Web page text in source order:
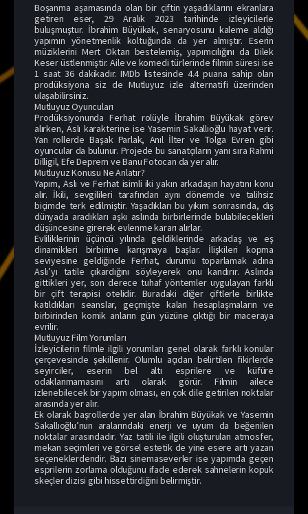
Boşanma aşamasında olan bir çiftin yaşadıklarını ekranlara
getiren eser, 29 Aralık 2023 tarihinde izleyicilerle
buluşmuştur. İbrahim Büyükak, senaryosunu kaleme aldığı
yapımın yönetmenlik koltuğunda da yer almıştır. Eserin
müziklerini Mert Oktan bestelemiş, yapımcılığını da Dilek
Keser üstlenmiştir. Aile ve komedi türlerinde filmin süresi ise
1 saat 36 dakikadır. IMDb listesinde 4.4 puana sahip olan
prodüksiyona siz de Mutluyuz izle alternatifi üzerinden
ulaşabilirsiniz.
Mutluyuz Oyuncuları
Prodüksiyonunda Ferhat rolüyle İbrahim Büyükak görev
alırken, Aslı karakterine ise Yasemin Sakallıoğlu hayat verir.
Yan rollerde Başak Parlak, Anıl İlter ve Tolga Evren gibi
oyuncular da bulunur. Projede bu sanatçıların yanı sıra Rahmi
Dilligil, Efe Deprem ve Banu Fotocan da yer alır.
Mutluyuz Konusu Ne Anlatır?
Yapım, Aslı ve Ferhat isimli iki yakın arkadaşın hayatını konu
alır. İkili, sevgilileri tarafından aynı dönemde ve talihsiz
biçimde terk edilmiştir. Yaşadıkları bu yıkım sonrasında, dış
dünyada aradıkları aşkı aslında birbirlerinde bulabilecekleri
düşüncesine girerek evlenme kararı alırlar.
Evliliklerinin üçüncü yılında geldiklerinde arkadaş ve eş
dinamikleri birbirine karışmaya başlar. İlişkileri kopma
seviyesine geldiğinde Ferhat, durumu toparlamak adına
Aslı’yı tatile çıkardığını söyleyerek onu kandırır. Aslında
gittikleri yer, son derece tuhaf yöntemler uygulayan farklı
bir çift terapisi otelidir. Buradaki diğer çiftlerle birlikte
katıldıkları seanslar, geçmişte kalan hesaplaşmaların ve
birbirinden komik anların gün yüzüne çıktığı bir maceraya
evrilir.
Mutluyuz Film Yorumları
İzleyicilerin filmle ilgili yorumları genel olarak farklı konular
çerçevesinde şekillenir. Olumlu açıdan belirtilen fikirlerde
seyirciler, eserin bel altı esprilere ve küfüre
odaklanmamasını artı olarak görür. Filmin ailece
izlenebilecek bir yapım olması, en çok dile getirilen noktalar
arasında yer alır.
Ek olarak başrollerde yer alan İbrahim Büyükak ve Yasemin
Sakallıoğlu’nun aralarındaki enerji ve uyum da beğenilen
noktalar arasındadır. Yaz tatili ile ilgili oluşturulan atmosfer,
mekan seçimleri ve görsel estetik de yine esere artı yazan
seçeneklerdendir. Bazı sinemaseverler ise yapımda geçen
esprilerin zorlama olduğunu ifade ederek sahnelerin kopuk
skeçler dizisi gibi hissettirdiğini belirmiştir.